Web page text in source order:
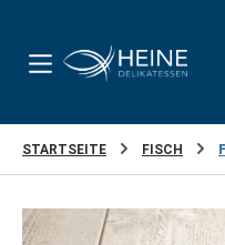
STARTSEITE FISCH
Bildergalerie überspringen